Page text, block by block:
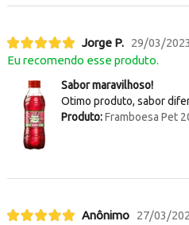
Jorge P. 29/03/2023
Eu recomendo esse produto.
Sabor maravilhoso!
Otimo produto, sabor
Produto:Framboesa Pet
Anônimo 27/03/